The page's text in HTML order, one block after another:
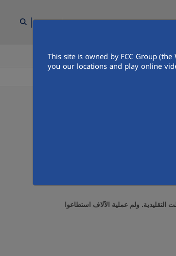
This site is owned by FCC Group
you our locations and play online
AR
اتصل بنا الناس
ولم عملية الآلاف استطاعوا